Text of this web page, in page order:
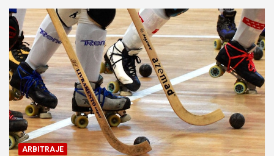
ARBITRAJE